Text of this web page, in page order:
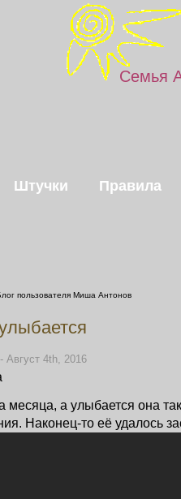
Семья
Штучки Правила
пользователя Миша Антонов
- Август 4th, 2016
месяца, а улыбается она
Наконец-то её удалось